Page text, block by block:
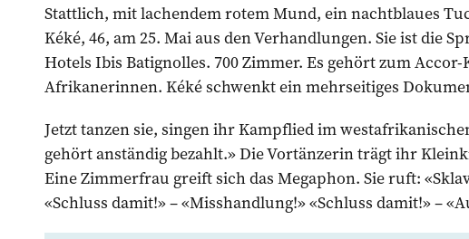
Stattlich, mit lachendem rotem Mund, ein nachtblaues
Kéké, 46, am 25. Mai aus den Verhandlungen. Sie ist die
Hotels Ibis Batignolles. 700 Zimmer. Es gehört zum
Afrikanerinnen. Kéké schwenkt ein mehrseitiges
Jetzt tanzen sie, singen ihr Kampflied im
gehört anständig bezahlt.» Die Vortänzerin trägt ihr
Eine Zimmerfrau greift sich das Megaphon. Sie ruft:
«Schluss damit!» – «Misshandlung!» «Schluss damit!» –